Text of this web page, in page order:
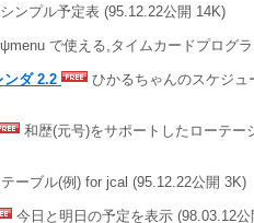
ンプル予定表 (95.12.22公開 14K)
ψmenu で使える,タイムカードプログ
ンダ 2.2
ひかるちゃんのスケジュ
和歴(元号)をサポートしたローテー
ーブル(例) for jcal (95.12.22公開 3K)
今日と明日の予定を表示 (98.03.12